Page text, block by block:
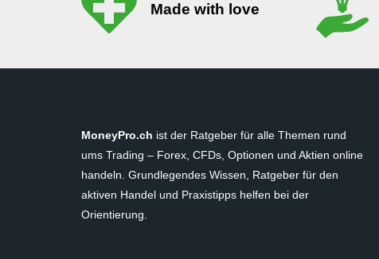
Made with love
MoneyPro.ch ist der Ratgeber für alle Themen rund
ums Trading – Forex, CFDs, Optionen und Aktien online
handeln. Grundlegendes Wissen, Ratgeber für den
aktiven Handel und Praxistipps helfen bei der
Orientierung.